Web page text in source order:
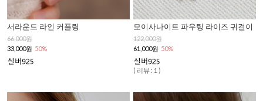
서라운드 라인 커플링
66,000원
33,000원 50%
모이사나이트 파우팅 라이즈 귀걸이
122,000원
61,000원 50%
( 리뷰 : 1 )